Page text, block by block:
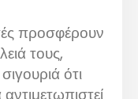
προσφέρουν
τους,
ότι